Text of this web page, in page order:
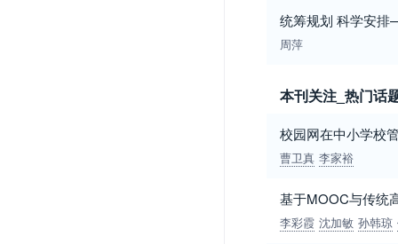
统筹规划 科学安
周萍
本刊关注_热门话
校园网在中小学校
曹卫真 李家裕
基于MOOC与传统
李彩霞 沈加敏 孙韩琼